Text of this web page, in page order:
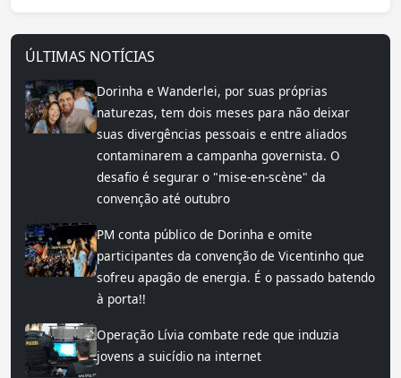
ÚLTIMAS NOTÍCIAS
Dorinha e Wanderlei, por suas próprias
naturezas, tem dois meses para não deixar
suas divergências pessoais e entre aliados
contaminarem a campanha governista. O
desafio é segurar o "mise-en-scène" da
convenção até outubro
PM conta público de Dorinha e omite
participantes da convenção de Vicentinho que
sofreu apagão de energia. É o passado batendo
à porta!!
Operação Lívia combate rede que induzia
jovens a suicídio na internet